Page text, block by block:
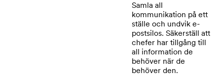
Samla all
kommunikation på ett
ställe och undvik e-
postsilos. Säkerställ att
chefer har tillgång till
all information de
behöver när de
behöver den.